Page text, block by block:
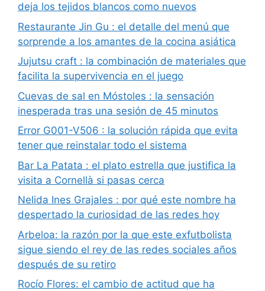
deja los tejidos blancos como nuevos
Restaurante Jin Gu : el detalle del menú que
sorprende a los amantes de la cocina asiática
Jujutsu craft : la combinación de materiales que
facilita la supervivencia en el juego
Cuevas de sal en Móstoles : la sensación
inesperada tras una sesión de 45 minutos
Error G001-V506 : la solución rápida que evita
tener que reinstalar todo el sistema
Bar La Patata : el plato estrella que justifica la
visita a Cornellà si pasas cerca
Nelida Ines Grajales : por qué este nombre ha
despertado la curiosidad de las redes hoy
Arbeloa: la razón por la que este exfutbolista
sigue siendo el rey de las redes sociales años
después de su retiro
Rocío Flores: el cambio de actitud que ha